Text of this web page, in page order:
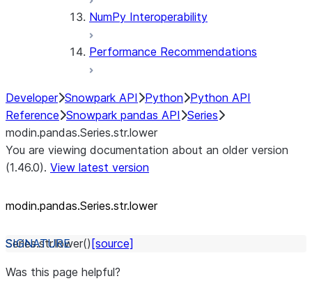
NumPy Interoperability
Performance Recommendations
Developer Snowpark API Python Python API
Reference Snowpark pandas API Series
modin.pandas.Series.str.lower
You are viewing documentation about an older version
(1.46.0). View latest version
modin.pandas.Series.str.lower
Series.str.lower() [source]
Was this page helpful?